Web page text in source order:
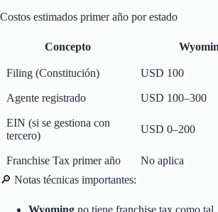
Costos estimados primer año por estado
Concepto
Filing (Constitución) USD 100
Agente registrado USD 100–300
EIN (si se gestiona con
tercero)
USD 0–200
Franchise Tax primer año No aplica
🔎 Notas técnicas importantes:
Wyoming no tiene franchise tax como